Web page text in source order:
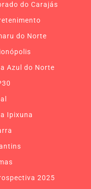
do Carajás
do Norte
Azul do Norte
Ipixuna
2025